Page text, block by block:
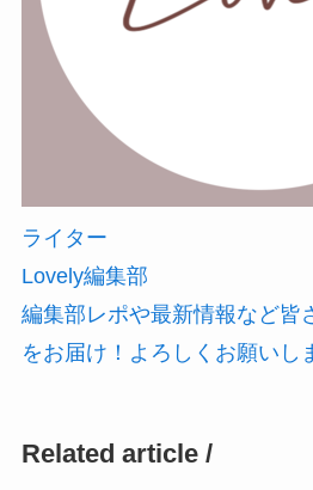
ライター
Lovely編集部
編集部レポや最新情報など皆
をお届け！よろしくお願いし
Related article /